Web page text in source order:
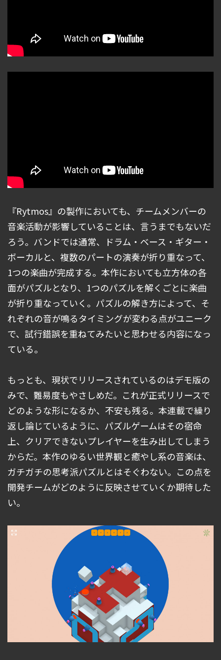
『Rytmos』の製作においても、チームメンバーの
音楽活動が影響していることは、言うまでもないだ
ろう。バンドでは通常、ドラム・ベース・ギター・
ボーカルと、複数のパートの演奏が折り重なって、
1つの楽曲が完成する。本作においても立方体の各
面がパズルとなり、1つのパズルを解くごとに楽曲
が折り重なっていく。パズルの解き方によって、そ
れぞれの音が鳴るタイミングが変わる点がユニーク
で、試行錯誤を重ねてみたいと思わせる内容になっ
ている。
もっとも、現状でリリースされているのはデモ版の
みで、難易度もやさしめだ。これが正式リリースで
どのような形になるか、不安も残る。本連載で繰り
返し論じているように、パズルゲームはその宿命
上、クリアできないプレイヤーを生み出してしまう
からだ。本作のゆるい世界観と癒やし系の音楽は、
ガチガチの思考派パズルとはそぐわない。この点を
開発チームがどのように反映させていくか期待した
い。